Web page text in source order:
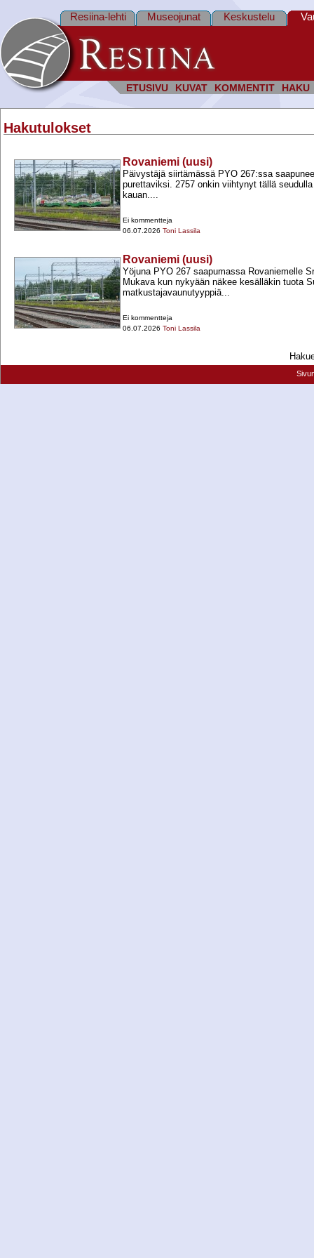
ETUSIVU KUVAT KOMMENTIT HAKU
Resiina-lehti Museojunat Keskustelu
Hakutulokset
Rovaniemi (uusi)
Päivystäjä siirtämässä PYO 267:ssa
purettaviksi. 2757 onkin viihtynyt tällä
kauan....
Ei kommentteja
06.07.2026 Toni Lassila
Rovaniemi (uusi)
Yöjuna PYO 267 saapumassa Rovaniemelle
Mukava kun nykyään näkee kesälläkin tuota
matkustajavaunutyyppiä...
Ei kommentteja
06.07.2026 Toni Lassila